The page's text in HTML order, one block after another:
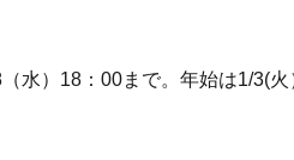
水）18：00まで。年始は1/3(火